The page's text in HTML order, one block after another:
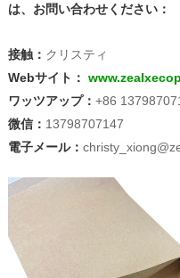
は、お問い合わせください：
接触： クリスティ
Webサイト：
ワッツアップ： +86
微信： 13798707147
電子メール：